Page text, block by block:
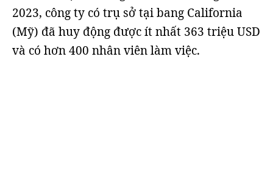
2023, công ty có trụ sở tại bang California
(Mỹ) đã huy động được ít nhất 363 triệu USD
và có hơn 400 nhân viên làm việc.